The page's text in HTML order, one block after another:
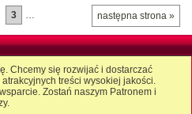
następna strona »
3 …
Chcemy się rozwijać i dostarczać
treści wysokiej jakości.
Zostań naszym Patronem i